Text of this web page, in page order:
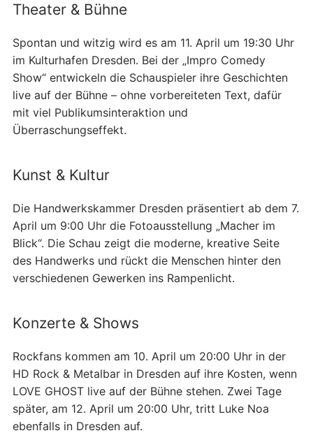
Theater & Bühne
Spontan und witzig wird es am 11. April um 19:30 Uhr
im Kulturhafen Dresden. Bei der „Impro Comedy
Show“ entwickeln die Schauspieler ihre Geschichten
live auf der Bühne – ohne vorbereiteten Text, dafür
mit viel Publikumsinteraktion und
Überraschungseffekt.
Kunst & Kultur
Die Handwerkskammer Dresden präsentiert ab dem 7.
April um 9:00 Uhr die Fotoausstellung „Macher im
Blick“. Die Schau zeigt die moderne, kreative Seite
des Handwerks und rückt die Menschen hinter den
verschiedenen Gewerken ins Rampenlicht.
Konzerte & Shows
Rockfans kommen am 10. April um 20:00 Uhr in der
HD Rock & Metalbar in Dresden auf ihre Kosten, wenn
LOVE GHOST live auf der Bühne stehen. Zwei Tage
später, am 12. April um 20:00 Uhr, tritt Luke Noa
ebenfalls in Dresden auf.